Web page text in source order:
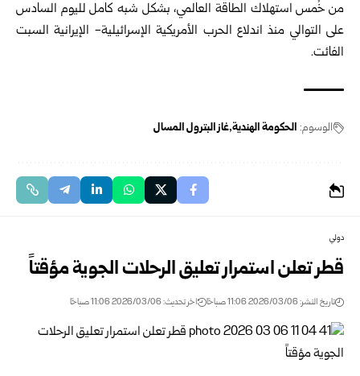
من خُمس استهلاك الطاقة العالمي، بشكل شبه كامل لليوم السادس
على التوالي منذ اندلاع الحرب الأمريكية الإسرائيلية- الإيرانية السبت
الفائت.
الوسوم: الحكومة الهندية غاز البترول المسال
دولي
قطر تعلن استمرار تعليق الرحلات الجوية مؤقتاً
تاريخ النشر: 2026/03/06 11:06 صباحًا اخر تحديث: 2026/03/06 11:06 صباحًا